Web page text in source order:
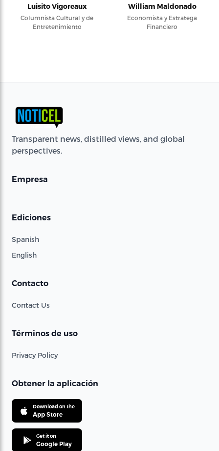
Luisito Vigoreaux
Columnista Cultural y de
Entretenimiento
William Maldonado
Economista y Estratega
Financiero
Transparent news, distilled views, and global
perspectives.
Empresa
Ediciones
Spanish
English
Contacto
Contact Us
Términos de uso
Privacy Policy
Obtener la aplicación
Download on the
App Store
Get it on
Google Play